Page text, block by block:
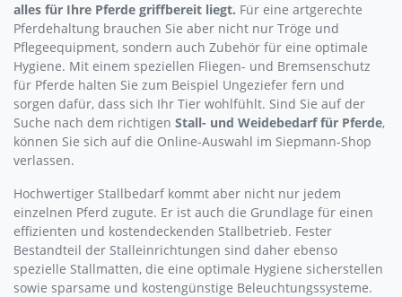
alles für Ihre Pferde griffbereit liegt. Für eine artgerechte
Pferdehaltung brauchen Sie aber nicht nur Tröge und
Pflegeequipment, sondern auch Zubehör für eine optimale
Hygiene. Mit einem speziellen Fliegen- und Bremsenschutz
für Pferde halten Sie zum Beispiel Ungeziefer fern und
sorgen dafür, dass sich Ihr Tier wohlfühlt. Sind Sie auf der
Suche nach dem richtigen Stall- und Weidebedarf für Pferde,
können Sie sich auf die Online-Auswahl im Siepmann-Shop
verlassen.
Hochwertiger Stallbedarf kommt aber nicht nur jedem
einzelnen Pferd zugute. Er ist auch die Grundlage für einen
effizienten und kostendeckenden Stallbetrieb. Fester
Bestandteil der Stalleinrichtungen sind daher ebenso
spezielle Stallmatten, die eine optimale Hygiene sicherstellen
sowie sparsame und kostengünstige Beleuchtungssysteme.